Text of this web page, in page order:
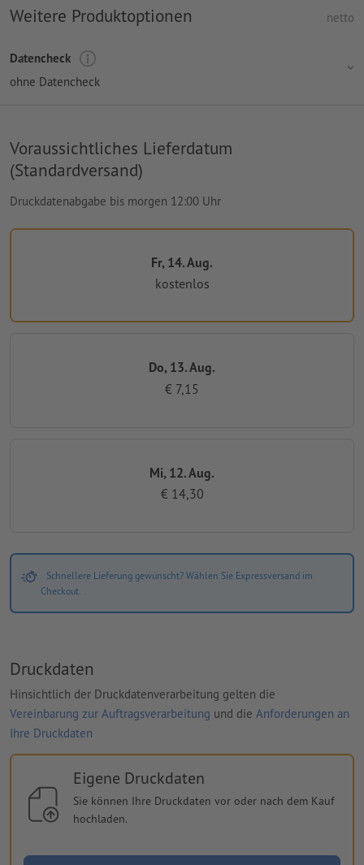
Weitere Produktoptionen netto
Datencheck
ohne Datencheck
Voraussichtliches Lieferdatum
(Standardversand)
Druckdatenabgabe bis morgen 12:00 Uhr
Fr, 14. Aug.
kostenlos
Do, 13. Aug.
€ 7,15
Mi, 12. Aug.
€ 14,30
Schnellere Lieferung gewünscht? Wählen Sie Expressversand im
Checkout.
Druckdaten
Hinsichtlich der Druckdatenverarbeitung gelten die
Vereinbarung zur Auftragsverarbeitung und die Anforderungen an
Ihre Druckdaten
Eigene Druckdaten
Sie können Ihre Druckdaten vor oder nach dem Kauf
hochladen.